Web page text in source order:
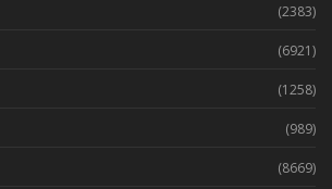
(2383)
(6921)
(1258)
(989)
(8669)